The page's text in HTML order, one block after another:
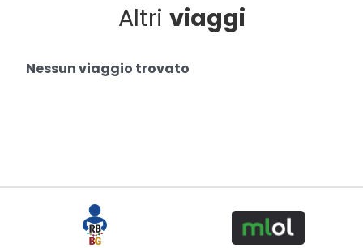
Altri viaggi
Nessun viaggio trovato